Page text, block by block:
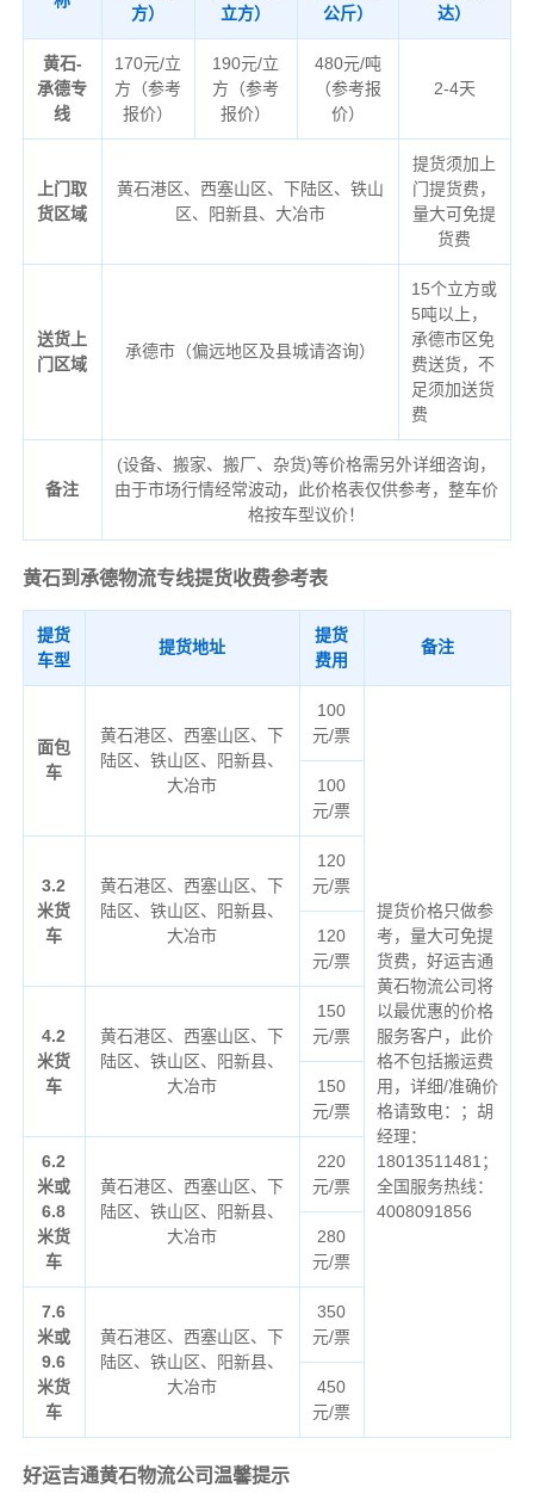
方）
立方）
公斤）
达）
黄石-
承德专
线
170元/立
方（参考
报价）
190元/立
方（参考
报价）
480元/吨
（参考报
价）
2-4天
上门取
货区域
黄石港区、西塞山区、下陆区、铁山
区、阳新县、大冶市
提货须加上
门提货费，
量大可免提
货费
送货上
门区域
承德市（偏远地区及县城请咨询）
15个立方或
5吨以上，
承德市区免
费送货，不
足须加送货
费
备注
(设备、搬家、搬厂、杂货)等价格需另外详细咨询，
由于市场行情经常波动，此价格表仅供参考，整车价
格按车型议价！
黄石到承德物流专线提货收费参考表
提货
车型
提货地址
提货
费用
备注
面包
车
黄石港区、西塞山区、下
陆区、铁山区、阳新县、
大冶市
100
元/票
提货价格只做参
考，量大可免提
货费，好运吉通
黄石物流公司将
以最优惠的价格
服务客户，此价
格不包括搬运费
用，详细/准确价
格请致电：；胡
经理：
18013511481；
全国服务热线：
4008091856
100
元/票
3.2
米货
车
黄石港区、西塞山区、下
陆区、铁山区、阳新县、
大冶市
120
元/票
120
元/票
4.2
米货
车
黄石港区、西塞山区、下
陆区、铁山区、阳新县、
大冶市
150
元/票
150
元/票
6.2
米或
6.8
米货
车
黄石港区、西塞山区、下
陆区、铁山区、阳新县、
大冶市
220
元/票
280
元/票
7.6
米或
9.6
米货
车
黄石港区、西塞山区、下
陆区、铁山区、阳新县、
大冶市
350
元/票
450
元/票
好运吉通黄石物流公司温馨提示